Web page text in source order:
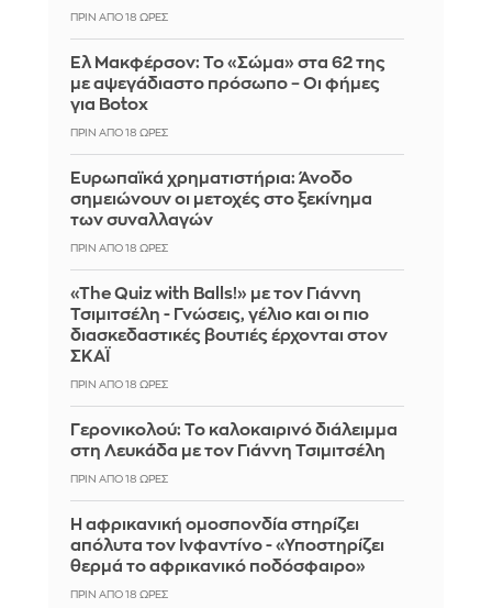
ΠΡΙΝ ΑΠΌ 18 ΏΡΕΣ
Ελ Μακφέρσον: Το «Σώμα» στα 62 της
με αψεγάδιαστο πρόσωπο – Οι φήμες
για Botox
ΠΡΙΝ ΑΠΌ 18 ΏΡΕΣ
Ευρωπαϊκά χρηματιστήρια: Άνοδο
σημειώνουν οι μετοχές στο ξεκίνημα
των συναλλαγών
ΠΡΙΝ ΑΠΌ 18 ΏΡΕΣ
«The Quiz with Balls!» με τον Γιάννη
Τσιμιτσέλη - Γνώσεις, γέλιο και οι πιο
διασκεδαστικές βουτιές έρχονται στον
ΣΚΑΪ
ΠΡΙΝ ΑΠΌ 18 ΏΡΕΣ
Γερονικολού: Το καλοκαιρινό διάλειμμα
στη Λευκάδα με τον Γιάννη Τσιμιτσέλη
ΠΡΙΝ ΑΠΌ 18 ΏΡΕΣ
Η αφρικανική ομοσπονδία στηρίζει
απόλυτα τον Ινφαντίνο - «Υποστηρίζει
θερμά το αφρικανικό ποδόσφαιρο»
ΠΡΙΝ ΑΠΌ 18 ΏΡΕΣ